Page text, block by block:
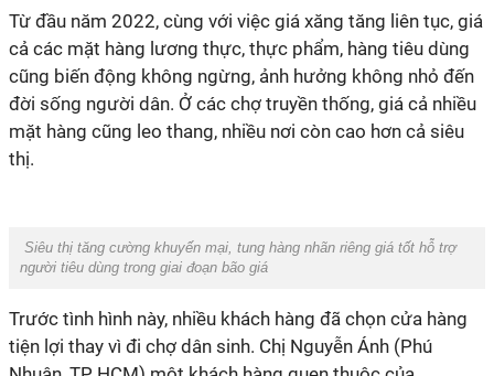
Từ đầu năm 2022, cùng với việc giá xăng tăng liên tục, giá
cả các mặt hàng lương thực, thực phẩm, hàng tiêu dùng
cũng biến động không ngừng, ảnh hưởng không nhỏ đến
đời sống người dân. Ở các chợ truyền thống, giá cả nhiều
mặt hàng cũng leo thang, nhiều nơi còn cao hơn cả siêu
thị.
Siêu thị tăng cường khuyến mại, tung hàng nhãn riêng giá tốt hỗ trợ
người tiêu dùng trong giai đoạn bão giá
Trước tình hình này, nhiều khách hàng đã chọn cửa hàng
tiện lợi thay vì đi chợ dân sinh. Chị Nguyễn Ánh (Phú